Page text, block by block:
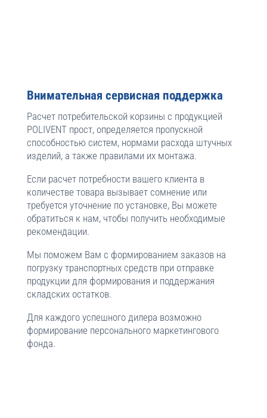
Внимательная сервисная поддержка
Расчет потребительской корзины с продукцией
POLIVENT прост, определяется пропускной
способностью систем, нормами расхода штучных
изделий, а также правилами их монтажа.
Если расчет потребности вашего клиента в
количестве товара вызывает сомнение или
требуется уточнение по установке, Вы можете
обратиться к нам, чтобы получить необходимые
рекомендации.
Мы поможем Вам с формированием заказов на
погрузку транспортных средств при отправке
продукции для формирования и поддержания
складских остатков.
Для каждого успешного дилера возможно
формирование персонального маркетингового
фонда.